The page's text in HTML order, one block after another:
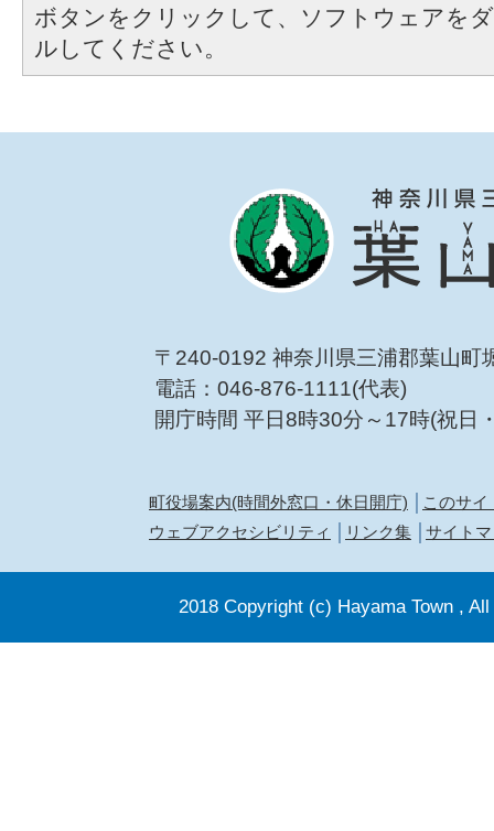
ボタンをクリックして、ソフトウェアを
ルしてください。
〒240-0192 神奈川県三浦郡葉山町
電話：046-876-1111(代表)
開庁時間 平日8時30分～17時(祝日
町役場案内(時間外窓口・休日開庁)
このサイ
ウェブアクセシビリティ
リンク集 サイト
2018 Copyright (c) Hayama Town ,